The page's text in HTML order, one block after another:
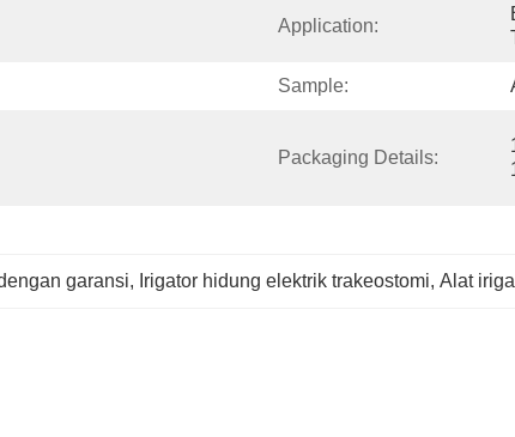
Application:
Sample:
Packaging Details:
garansi, Irigator hidung elektrik trakeostomi, Alat